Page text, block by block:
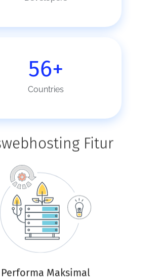
Countries
56+
Fitur
Performa Maksimal